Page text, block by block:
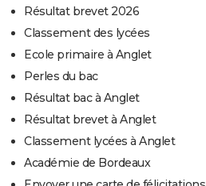
Résultat brevet 2026
Classement des lycées
Ecole primaire à Anglet
Perles du bac
Résultat bac à Anglet
Résultat brevet à Anglet
Classement lycées à Anglet
Académie de Bordeaux